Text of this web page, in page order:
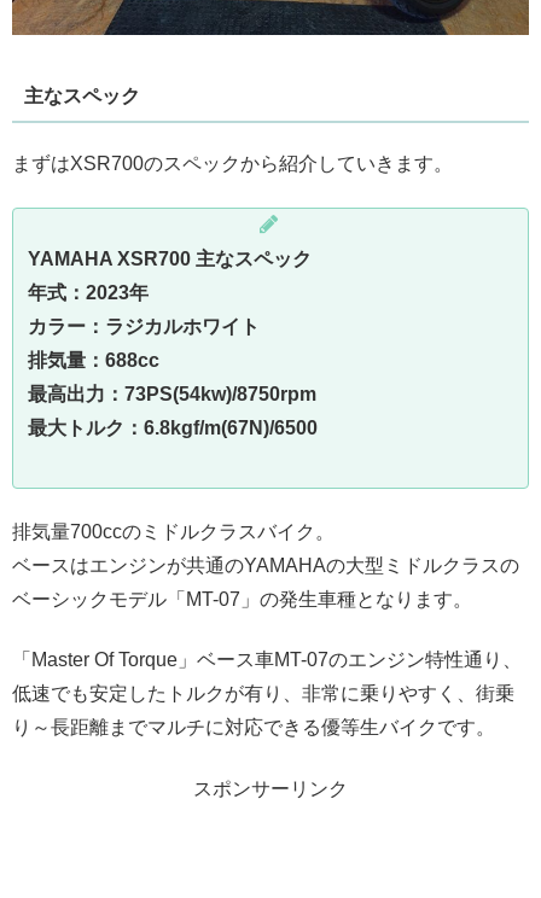
主なスペック
まずはXSR700のスペックから紹介していきます。
YAMAHA XSR700 主なスペック
年式：2023年
カラー：ラジカルホワイト
排気量：688cc
最高出力：73PS(54kw)/8750rpm
最大トルク：6.8kgf/m(67N)/6500
排気量700ccのミドルクラスバイク。
ベースはエンジンが共通のYAMAHAの大型ミドルクラスの
ベーシックモデル「MT-07」の発生車種となります。
「Master Of Torque」ベース車MT-07のエンジン特性通り、
低速でも安定したトルクが有り、非常に乗りやすく、街乗
り～長距離までマルチに対応できる優等生バイクです。
スポンサーリンク